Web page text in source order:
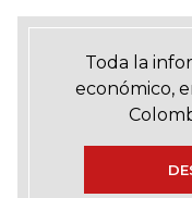
Toda la
económico,